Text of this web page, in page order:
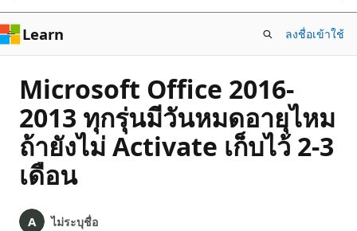
Learn ลงชื่อเข้าใช้
Microsoft Office 2016-
2013 ทุกรุ่นมีวันหมดอายุไหม
ถ้ายังไม่ Activate เก็บไว้ 2-3
เดือน
ไม่ระบุชื่อ